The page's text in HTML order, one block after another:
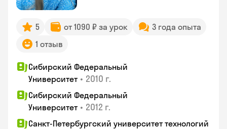
5 от 1090 ₽ за урок
3 года опыта
1 отзыв
Сибирский Федеральный
Университет • 2010 г.
Сибирский Федеральный
Университет • 2012 г.
Санкт-Петербургский университет технологий